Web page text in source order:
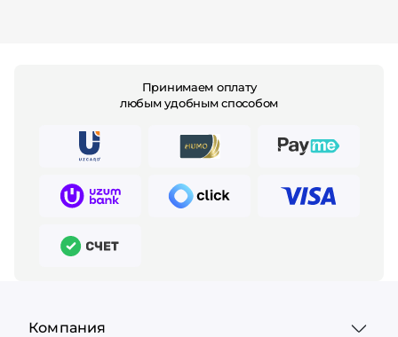
Принимаем оплату
любым удобным способом
Компания